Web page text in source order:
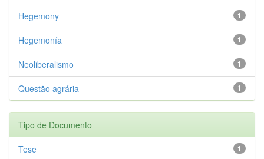
1
Hegemony
1
Hegemonía
1
Neoliberalismo
1
Questão agrária
Tipo de Documento
1
Tese